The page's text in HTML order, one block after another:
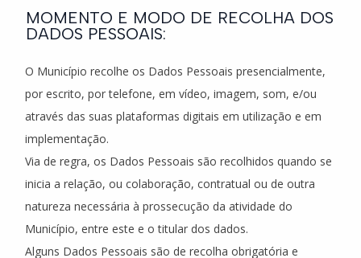
MOMENTO E MODO DE RECOLHA DOS
DADOS PESSOAIS:
O Município recolhe os Dados Pessoais presencialmente,
por escrito, por telefone, em vídeo, imagem, som, e/ou
através das suas plataformas digitais em utilização e em
implementação.
Via de regra, os Dados Pessoais são recolhidos quando se
inicia a relação, ou colaboração, contratual ou de outra
natureza necessária à prossecução da atividade do
Município, entre este e o titular dos dados.
Alguns Dados Pessoais são de recolha obrigatória e